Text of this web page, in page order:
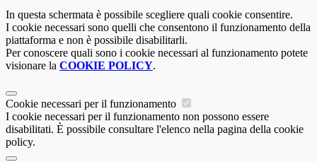
In questa schermata è possibile scegliere quali cookie consentire.
I cookie necessari sono quelli che consentono il funzionamento della
piattaforma e non è possibile disabilitarli.
Per conoscere quali sono i cookie necessari al funzionamento potete
visionare la COOKIE POLICY.
Cookie necessari per il funzionamento
I cookie necessari per il funzionamento non possono essere
disabilitati. È possibile consultare l'elenco nella pagina della cookie
policy.